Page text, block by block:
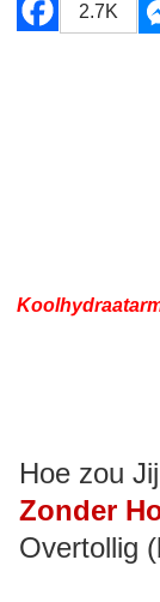
2.7K
Hoe zou
Zonder
Overtollig